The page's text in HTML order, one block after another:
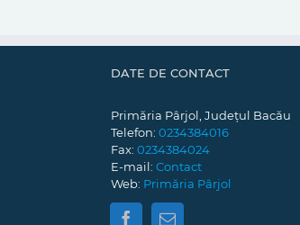
DATE DE CONTACT
Primăria Pârjol, Județul Bacău
Telefon: 0234384016
Fax: 0234384024
E-mail: Contact
Web: Primăria Pârjol